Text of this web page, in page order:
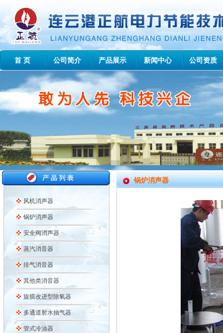
首 页 公司简介 产品展示 新闻中心 公司资质
风机消声器
锅炉消声器
安全阀消声器
蒸汽消音器
排气消音器
其他类消音器
旋膜改进型除氧器
多通道射水抽气器
管式冷油器
锅炉消声器